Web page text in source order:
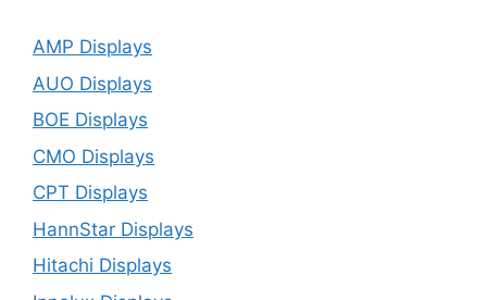
AMP Displays
AUO Displays
BOE Displays
CMO Displays
CPT Displays
HannStar Displays
Hitachi Displays